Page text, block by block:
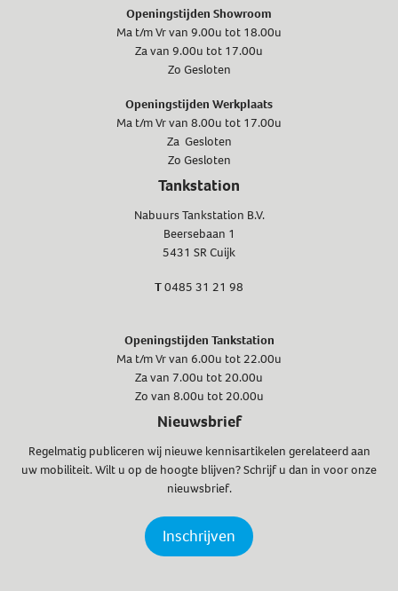
Openingstijden Showroom
Ma t/m Vr van 9.00u tot 18.00u
Za van 9.00u tot 17.00u
Zo Gesloten
Openingstijden Werkplaats
Ma t/m Vr van 8.00u tot 17.00u
Za Gesloten
Zo Gesloten
Tankstation
Nabuurs Tankstation B.V.
Beersebaan 1
5431 SR Cuijk
T0485 31 21 98
Openingstijden Tankstation
Ma t/m Vr van 6.00u tot 22.00u
Za van 7.00u tot 20.00u
Zo van 8.00u tot 20.00u
Nieuwsbrief
Regelmatig publiceren wij nieuwe kennisartikelen gerelateerd aan
uw mobiliteit. Wilt u op de hoogte blijven? Schrijf u dan in voor onze
nieuwsbrief.
Inschrijven